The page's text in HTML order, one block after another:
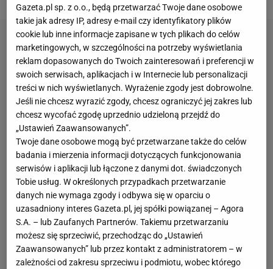
Gazeta.pl sp. z o.o., będą przetwarzać Twoje dane osobowe
takie jak adresy IP, adresy e-mail czy identyfikatory plików
cookie lub inne informacje zapisane w tych plikach do celów
marketingowych, w szczególności na potrzeby wyświetlania
reklam dopasowanych do Twoich zainteresowań i preferencji w
swoich serwisach, aplikacjach i w Internecie lub personalizacji
treści w nich wyświetlanych. Wyrażenie zgody jest dobrowolne.
Jeśli nie chcesz wyrazić zgody, chcesz ograniczyć jej zakres lub
chcesz wycofać zgodę uprzednio udzieloną przejdź do
„Ustawień Zaawansowanych”.
Twoje dane osobowe mogą być przetwarzane także do celów
badania i mierzenia informacji dotyczących funkcjonowania
serwisów i aplikacji lub łączone z danymi dot. świadczonych
Tobie usług. W określonych przypadkach przetwarzanie
danych nie wymaga zgody i odbywa się w oparciu o
uzasadniony interes Gazeta.pl, jej spółki powiązanej – Agora
S.A. – lub Zaufanych Partnerów. Takiemu przetwarzaniu
możesz się sprzeciwić, przechodząc do „Ustawień
Zaawansowanych” lub przez kontakt z administratorem – w
zależności od zakresu sprzeciwu i podmiotu, wobec którego